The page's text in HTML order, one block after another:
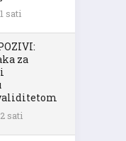
sati
za
sati